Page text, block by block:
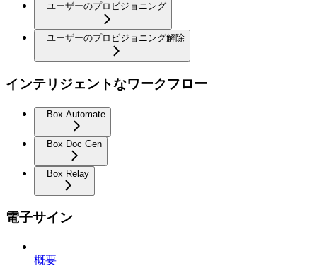
ユーザーのプロビジョニング
ユーザーのプロビジョニング解除
インテリジェントなワークフロー
Box Automate
Box Doc Gen
Box Relay
電子サイン
概要